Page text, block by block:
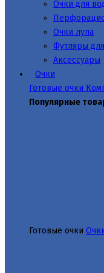
Очки для
Очки лупа
Футляры
Аксессуары
Очки
Готовые очки
Популярные
Готовые очки